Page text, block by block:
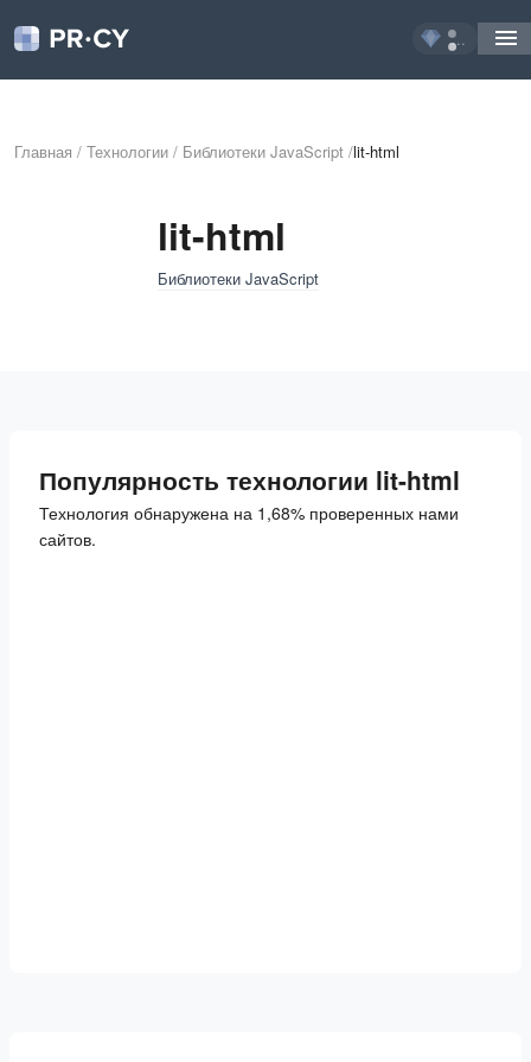
...
Главная / Технологии / Библиотеки JavaScript /lit-html
lit-html
Библиотеки JavaScript
Популярность технологии lit-html
Технология обнаружена на 1,68% проверенных нами
сайтов.